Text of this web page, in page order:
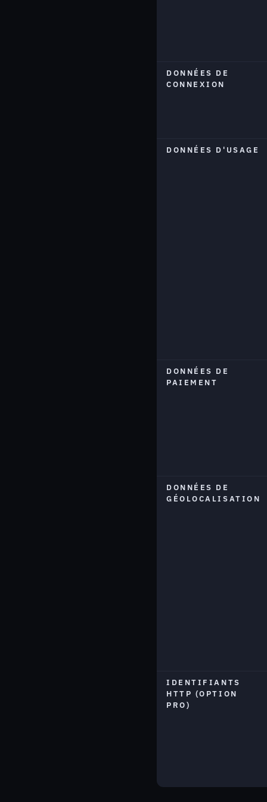
DONNÉES DE
CONNEXION
DONNÉES D'USAGE
DONNÉES DE
PAIEMENT
DONNÉES DE
GÉOLOCALISATION
IDENTIFIANTS
HTTP (OPTION
PRO)